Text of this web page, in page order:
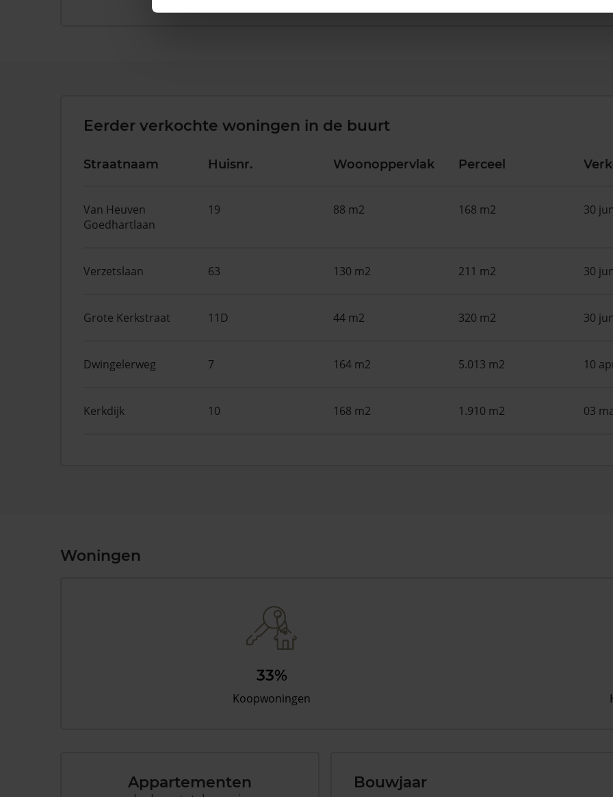
Eerder verkochte woningen in de buurt
Straatnaam Huisnr. Woonoppervlak Perceel
Van Heuven
Goedhartlaan
19 88 m2 168 m2 30
Verzetslaan 63 130 m2 211 m2 30
Grote Kerkstraat 11D 44 m2 320 m2 30
Dwingelerweg 7 164 m2 5.013 m2 10
Kerkdijk 10 168 m2 1.910 m2 03
Woningen
33%
Koopwoningen
Appartementen Bouwjaar